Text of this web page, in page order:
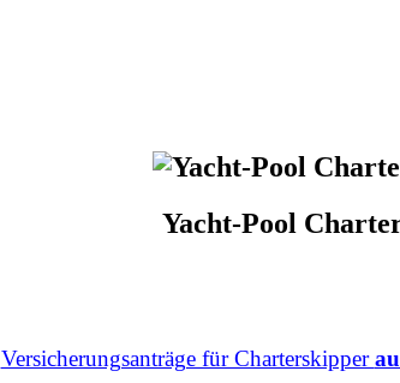
Yacht-Pool
Versicherungsanträge für Charterskipper